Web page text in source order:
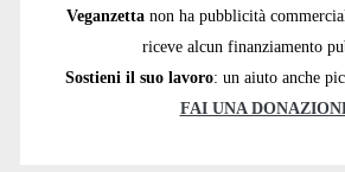
Veganzetta non ha pubblicità
riceve alcun finanziamento
Sostieni il suo lavoro: un aiuto anche
FAI UNA